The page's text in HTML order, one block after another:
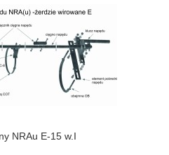
NRAu E-15 w.I